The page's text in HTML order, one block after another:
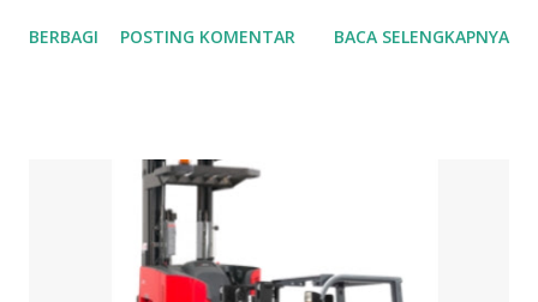
menjadi pilihan para orang tua dalam memilih sebagai kado
kepada anak yang berulang tahun 1. Kalung Kalung
merupakan hiasan untuk leher. Meskipun tersembunyi tapi
tetap dapat menghiasi leher kita. Kalung berbentuk tali
yang bersambung pada hiasannya. Pada bagian tali bisa
BERBAGI POSTING KOMENTAR BACA SELENGKAPNYA